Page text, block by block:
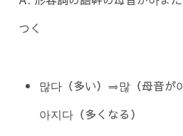
つく
많다（多い）⇒많（母音
아지다（多くなる）